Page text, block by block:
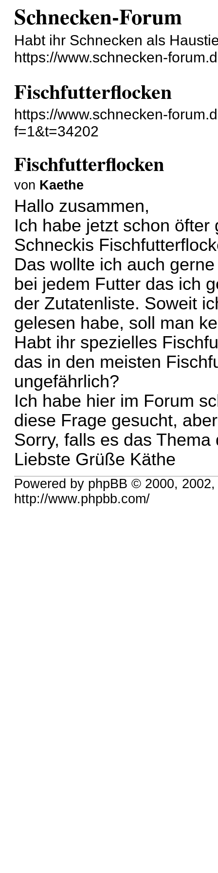
Schnecken-Forum
Habt ihr Schnecken als
https://www.schnecken-
Fischfutterflocken
https://www.schnecken-
f=1&t=34202
Fischfutterflocken
von Kaethe
Hallo zusammen,
Ich habe jetzt schon
Schneckis
Das wollte ich auch
bei jedem Futter das ich
der Zutatenliste. Soweit
gelesen habe, soll man
Habt ihr spezielles
das in den meisten
ungefährlich?
Ich habe hier im Forum
diese Frage gesucht,
Sorry, falls es das
Liebste Grüße Käthe
Powered by phpBB © 2000,
http://www.phpbb.com/